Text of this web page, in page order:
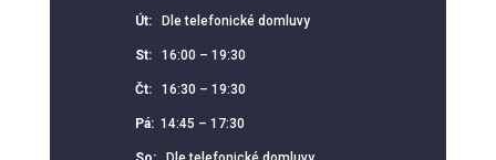
Út:Dle telefonické domluvy
St: 16:00 – 19:30
Čt: 16:30 – 19:30
Pá:14:45 – 17:30